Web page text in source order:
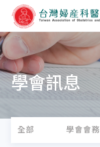
學會訊息
全部 學會會務